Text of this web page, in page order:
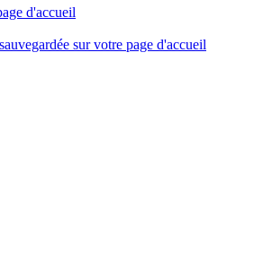
d'accueil
sur votre page d'accueil